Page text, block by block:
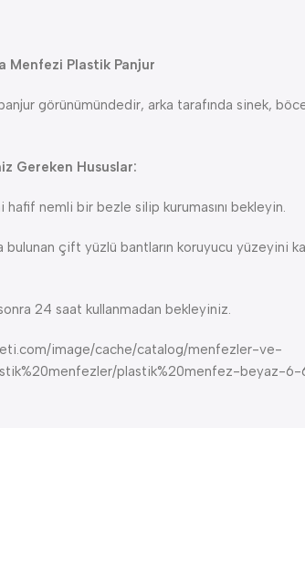
Menfezi Plastik Panjur
görünümündedir, arka tarafında sinek,
Gereken Hususlar:
hafif nemli bir bezle silip kurumasını bekleyin.
çift yüzlü bantların koruyucu yüzeyini
24 saat kullanmadan bekleyiniz.
image/cache/catalog/menfezler-ve-
plastik%20menfez-beyaz-